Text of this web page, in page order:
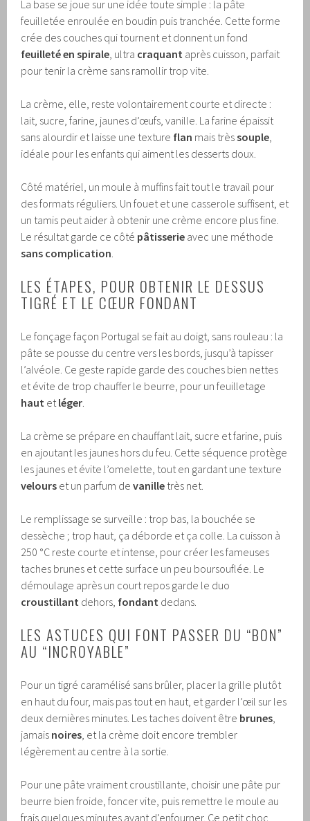
La base se joue sur une idée toute simple : la pâte
feuilletée enroulée en boudin puis tranchée. Cette forme
crée des couches qui tournent et donnent un fond
feuilleté en spirale, ultra craquant après cuisson, parfait
pour tenir la crème sans ramollir trop vite.
La crème, elle, reste volontairement courte et directe :
lait, sucre, farine, jaunes d’œufs, vanille. La farine épaissit
sans alourdir et laisse une texture flan mais trèssouple,
idéale pour les enfants qui aiment les desserts doux.
Côté matériel, un moule à muffins fait tout le travail pour
des formats réguliers. Un fouet et une casserole suffisent, et
un tamis peut aider à obtenir une crème encore plus fine.
Le résultat garde ce côté pâtisserie avec une méthode
sans complication.
LES ÉTAPES, POUR OBTENIR LE DESSUS
TIGRÉ ET LE CŒUR FONDANT
Le fonçage façon Portugal se fait au doigt, sans rouleau : la
pâte se pousse du centre vers les bords, jusqu’à tapisser
l’alvéole. Ce geste rapide garde des couches bien nettes
et évite de trop chauffer le beurre, pour un feuilletage
haut etléger.
La crème se prépare en chauffant lait, sucre et farine, puis
en ajoutant les jaunes hors du feu. Cette séquence protège
les jaunes et évite l’omelette, tout en gardant une texture
velours et un parfum devanille très net.
Le remplissage se surveille : trop bas, la bouchée se
dessèche ; trop haut, ça déborde et ça colle. La cuisson à
250 °C reste courte et intense, pour créer les fameuses
taches brunes et cette surface un peu boursouflée. Le
démoulage après un court repos garde le duo
croustillant dehors, fondant dedans.
LES ASTUCES QUI FONT PASSER DU “BON”
AU “INCROYABLE”
Pour un tigré caramélisé sans brûler, placer la grille plutôt
en haut du four, mais pas tout en haut, et garder l’œil sur les
deux dernières minutes. Les taches doivent être brunes,
jamais noires, et la crème doit encore trembler
légèrement au centre à la sortie.
Pour une pâte vraiment croustillante, choisir une pâte pur
beurre bien froide, foncer vite, puis remettre le moule au
frais quelques minutes avant d’enfourner. Ce petit choc